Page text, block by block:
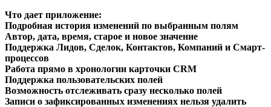
Что дает приложение:
Подробная история изменений по выбранным полям
Автор, дата, время, старое и новое значение
Поддержка Лидов, Сделок, Контактов, Компаний и Смарт-
процессов
Работа прямо в хронологии карточки CRM
Поддержка пользовательских полей
Возможность отслеживать сразу несколько полей
Записи о зафиксированных изменениях нельзя удалить